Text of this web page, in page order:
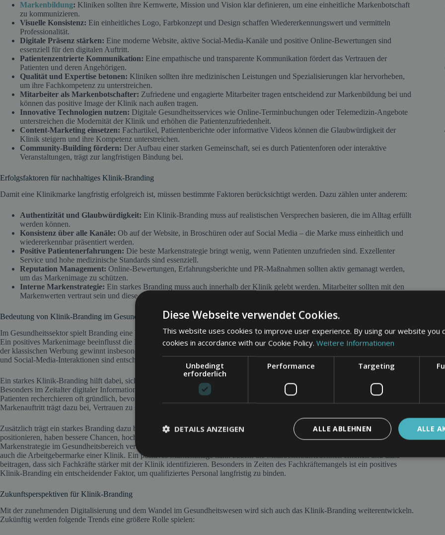
Markenbildung: Kliniken sollten ihre Kernwerte, Mission und Vision klar definieren, um eine einheitliche Markenbotschaft
zu kommunizieren.
Visuelle Konsistenz: Ein einheitliches Logo, Farbkonzept und Design schaffen Wiedererkennungswert und vermitteln
Professionalität.
Digitale Präsenz stärken: Eine moderne Website, aktive Social-Media-Kanäle und positive Online-Bewertungen sind
essenziell für den digitalen Auftritt.
Patientenzentrierte Kommunikation: Eine empathische und transparente Kommunikation fördert das Vertrauen der
Patienten und deren Angehörigen.
Qualität und Expertise betonen: Kliniken sollten ihre medizinischen Leistungen und Spezialisierungen klar hervorheben,
um ihre Fachkompetenz zu unterstreichen.
Mitarbeiter als Markenbotschafter: Zufriedene und engagierte Mitarbeiter tragen entscheidend zur Markenbildung bei und
können das positive Image der Klinik nach außen tragen.
Innovative Technologien nutzen: Digitale Gesundheitsservices wie Online-Terminbuchungen oder Telemedizin-Angebote
unterstreichen die Modernität der Klinik und erhöhen die Patientenzufriedenheit.
Content-Marketing einsetzen: Fachartikel, Patientenberichte oder informative Videos können die Glaubwürdigkeit der
Klinik steigern und ihre Kompetenz unterstreichen.
Community-Building fördern: Der Aufbau einer starken Gemeinschaft, sei es durch Patientenforen oder interaktive
Veranstaltungen, trägt zur langfristigen Bindung bei.
Erfolgsfaktoren für nachhaltiges Klinik-Branding
Damit eine Klinikmarke langfristig erfolgreich ist, müssen bestimmte Faktoren berücksichtigt werden. Dazu zählen unter anderem:
Authentizität und Glaubwürdigkeit: Ein Klinik-Branding muss auf realistischen Versprechen basieren, die im Alltag erfüllt
werden können.
Konsistenz über alle Kanäle: Ob auf der Website, in Broschüren oder auf Social Media – die Marke muss einheitlich und
wiedererkennbar präsentiert werden.
Positive Patientenerfahrungen: Die beste Markenstrategie bringt wenig, wenn Patienten unzufrieden sind. Exzellenter
Service und hohe medizinische Standards sind essenziell.
Reputation Management: Online-Bewertungen, Erfahrungsberichte und PR-Maßnahmen sollten aktiv gemanagt werden,
um das Markenimage zu schützen.
Interne Markenstrategie: Ein starkes Branding muss auch innerhalb der Klinik gelebt werden. Mitarbeiter sollten mit den
Markenwerten vertraut sein und diese aktiv vertreten.
Bedeutung von Klinik-Branding im Gesundheitsmarketing
Im Gesundheitssektor spielt Branding eine besondere Rolle, da Vertrauen und Seriosität für Patienten von zentraler Bedeutung sind.
Ein positives Markenimage beeinflusst die Entscheidung für eine Klinik und kann langfristig zur Patientenbindung beitragen. Neben
der klassischen Werbung gewinnt insbesondere die Online-Reputation an Bedeutung. Erfahrungsberichte, Patientenbewertungen
und Social-Media-Interaktionen sind entscheidende Faktoren für die Wahrnehmung einer Klinikmarke.
Ein starkes Klinik-Branding hilft dabei, sich von Wettbewerbern abzuheben und langfristig eine stabile Marktposition zu sichern.
Besonders im Zeitalter digitaler Informationsbeschaffung kann eine Klinik ohne starkes Branding schnell an Relevanz verlieren.
Patienten recherchieren oft gründlich, bevor sie sich für eine medizinische Einrichtung entscheiden. Ein professioneller
Markenauftritt trägt dazu bei, Vertrauen zu schaffen und die Wahl zugunsten der Klinik zu beeinflussen.
Zusätzlich trägt ein starkes Branding dazu bei, qualifizierte Fachkräfte zu gewinnen. Kliniken, die sich als attraktive Arbeitgeber
positionieren, haben bessere Chancen, hochqualifiziertes Personal zu rekrutieren und langfristig zu binden. Eine durchdachte
Markenstrategie im Gesundheitsbereich verbindet also nicht nur Patientenorientierung mit wirtschaftlichem Erfolg, sondern stärkt
auch die Arbeitgebermarke einer Klinik. Ein positives Markenimage kann zudem die Mitarbeiterzufriedenheit erhöhen und dazu
beitragen, dass sich Fachkräfte stärker mit der Klinik identifizieren. Besonders in Zeiten des Fachkräftemangels ist ein positives
Klinik-Branding ein entscheidender Faktor, um qualifiziertes Personal langfristig zu binden.
Zukunftsperspektiven für Klinik-Branding
Mit der zunehmenden Digitalisierung und dem Wandel im Gesundheitswesen wird sich auch das Klinik-Branding weiterentwickeln.
Zukünftig werden folgende Trends eine größere Rolle spielen:
Diese Webseite verwendet Cookies.
This website uses cookies to improve user experience. By using our website you
cookies in accordance with our Cookie Policy. Weitere Informationen
Unbedingt
erforderlich
Performance Targeting
ALLE
ALLE ABLEHNEN
DETAILS ANZEIGEN